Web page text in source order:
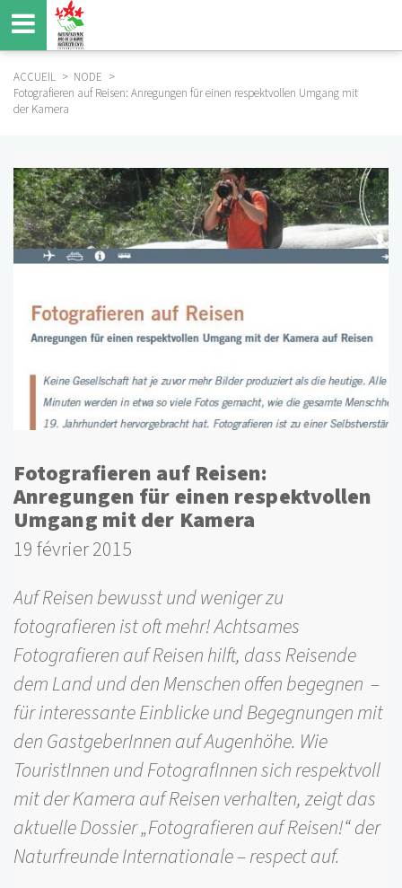
Aller
au
contenu
principal
FIL
ACCUEIL
NODE
Fotografieren auf Reisen: Anregungen für einen respektvollen Umgang mit
der Kamera
Fotografieren auf Reisen:
Anregungen für einen respektvollen
Umgang mit der Kamera
19 février 2015
Auf Reisen bewusst und weniger zu
fotografieren ist oft mehr! Achtsames
Fotografieren auf Reisen hilft, dass Reisende
dem Land und den Menschen offen begegnen –
für interessante Einblicke und Begegnungen mit
den GastgeberInnen auf Augenhöhe. Wie
TouristInnen und FotografInnen sich respektvoll
mit der Kamera auf Reisen verhalten, zeigt das
aktuelle Dossier „Fotografieren auf Reisen!“ der
Naturfreunde Internationale – respect auf.